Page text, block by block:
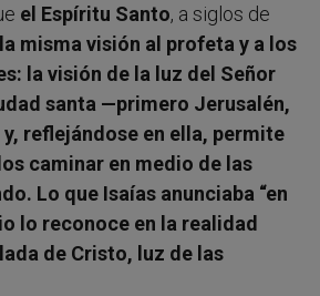
el Espíritu Santo, a siglos de
misma visión al profeta y a los
la visión de la luz del Señor
santa —primero Jerusalén,
reflejándose en ella, permite
caminar en medio de las
Lo que Isaías anunciaba “en
lo reconoce en la realidad
de Cristo, luz de las